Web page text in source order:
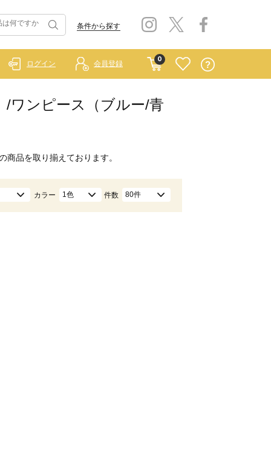
条件から探す
0
ログイン 会員登録
/ワンピース（ブルー/青
商品を取り揃えております。
カラー 1色 件数 80件